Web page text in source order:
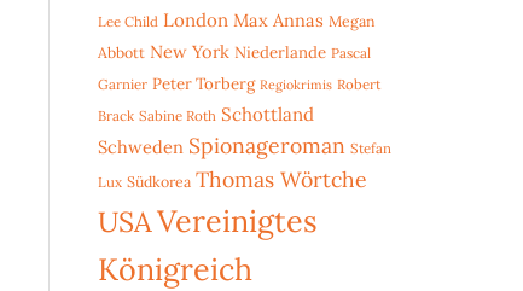
Lee Child London Max Annas Megan
Abbott New York Niederlande Pascal
Garnier Peter Torberg Regiokrimis Robert
Brack Sabine Roth Schottland
Schweden Spionageroman Stefan
Lux Südkorea Thomas Wörtche
USAVereinigtes
Königreich